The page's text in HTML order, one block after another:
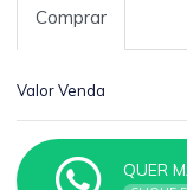
Comprar
Valor Venda
QUER